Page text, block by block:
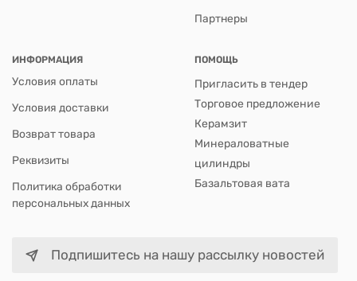
Партнеры
ИНФОРМАЦИЯ
Условия оплаты
Условия доставки
Возврат товара
Реквизиты
Политика обработки
персональных данных
ПОМОЩЬ
Пригласить в тендер
Торговое предложение
Керамзит
Минераловатные
цилиндры
Базальтовая вата
Подпишитесь на нашу рассылку новостей